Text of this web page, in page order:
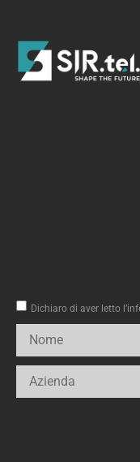
Dichiaro di aver letto